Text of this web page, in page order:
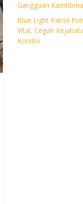
Gangguan
Blue Light Patrol
Vital, Cegah
Kondisi